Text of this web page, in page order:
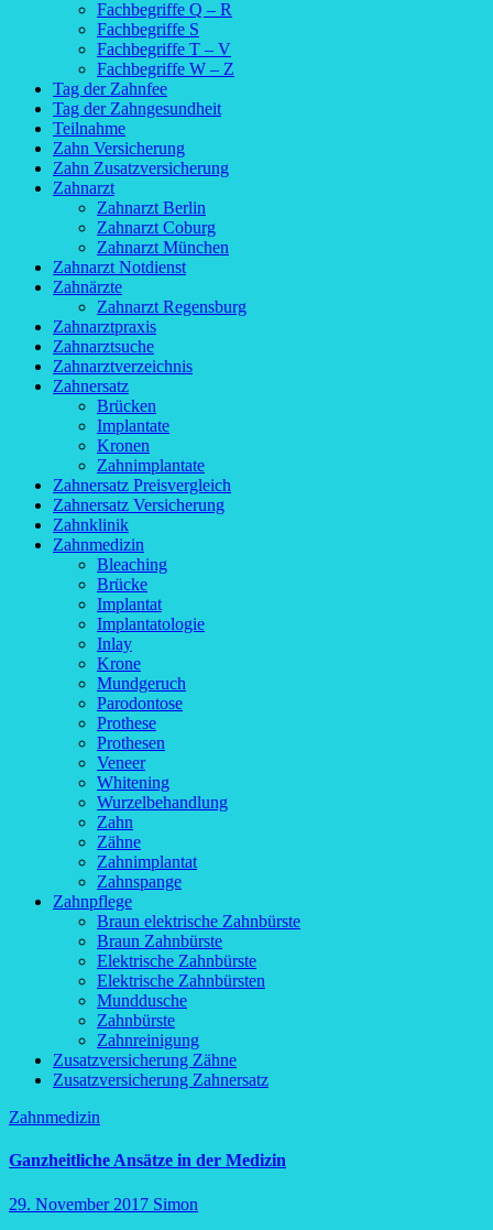
Fachbegriffe Q – R
Fachbegriffe S
Fachbegriffe T – V
Fachbegriffe W – Z
Tag der Zahnfee
Tag der Zahngesundheit
Teilnahme
Zahn Versicherung
Zahn Zusatzversicherung
Zahnarzt
Zahnarzt Berlin
Zahnarzt Coburg
Zahnarzt München
Zahnarzt Notdienst
Zahnärzte
Zahnarzt Regensburg
Zahnarztpraxis
Zahnarztsuche
Zahnarztverzeichnis
Zahnersatz
Brücken
Implantate
Kronen
Zahnimplantate
Zahnersatz Preisvergleich
Zahnersatz Versicherung
Zahnklinik
Zahnmedizin
Bleaching
Brücke
Implantat
Implantatologie
Inlay
Krone
Mundgeruch
Parodontose
Prothese
Prothesen
Veneer
Whitening
Wurzelbehandlung
Zahn
Zähne
Zahnimplantat
Zahnspange
Zahnpflege
Braun elektrische Zahnbürste
Braun Zahnbürste
Elektrische Zahnbürste
Elektrische Zahnbürsten
Munddusche
Zahnbürste
Zahnreinigung
Zusatzversicherung Zähne
Zusatzversicherung Zahnersatz
Zahnmedizin
Ganzheitliche Ansätze in der Medizin
29. November 2017 Simon